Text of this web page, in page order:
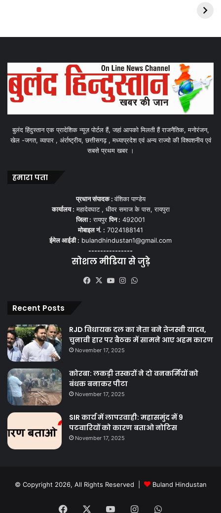
बुलंद हिंदुस्तान एक प्रादेशिक न्यूज़ पोर्टल हैं, जहां आपको मिलती हैं राजनैतिक, मनोरंजन,
खेल -जगत, व्यापार , अंर्राष्ट्रीय, छत्तीसगढ़ , मध्याप्रदेश एवं अन्य राज्यो की विश्वशनीय एवं
सबसे प्रथम खबर ।
हमारा पता
प्रधान संपादक :वंशिका पाण्डेय
कार्यालय : महादेवघाट , धीवर समाज के पास, रायपुरा
जिला : रायपुरपिन : 492001
मोबाइल नं. : 7024188141
ईमेल आईडी : bulandhindustan1@gmail.com
---------------
सोशल मीडिया से जुड़े
Facebook
X YouTubeInstagram
Recent Posts
RJD विधायक दल का नेता बने तेजस्वी यादव,
चुनावी हार पर बैठक में सामने आए अहम कारण
November 17, 2025
कोरबा: लकड़ी तस्करों ने दो वनकर्मियों को
बंधक बनाकर पीटा
November 17, 2025
SIR कार्य में लापरवाही: महासमुंद में 9
पटवारियों को कारण बताओ नोटिस
November 17, 2025
© Copyright 2026, All Rights Reserved | Buland Hindustan
Facebook YouTubeInstagramWhatsApp